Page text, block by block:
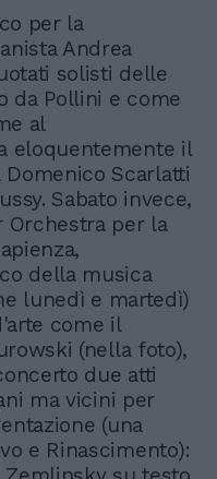
per la
Andrea
solisti delle
da Pollini e come
al
eloquentemente il
Scarlatti
Sabato invece,
Orchestra per la
della musica
lunedì e martedì)
come il
(nella foto),
due atti
ma vicini per
(una
e Rinascimento):